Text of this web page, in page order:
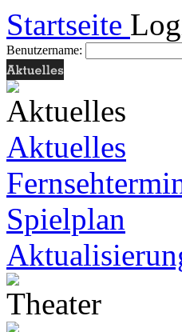
Startseite
Benutzername:
Aktuelles
Spielplan